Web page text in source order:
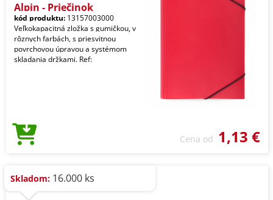
Alpin - Priečinok
kód produktu: 13157003000
Veľkokapacitná zložka s gumičkou, v
rôznych farbách, s priesvitnou
povrchovou úpravou a systémom
skladania držkami. Ref:
Cena od 1,13 €
Skladom: 16.000 ks